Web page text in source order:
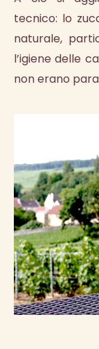
tecnico: lo
naturale,
l’igiene delle
non erano